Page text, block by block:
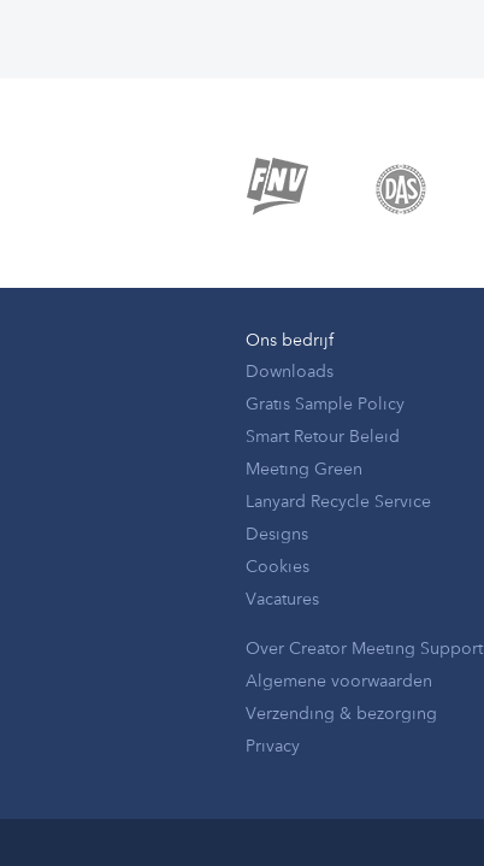
Ons bedrijf
Downloads
Gratis Sample Policy
Smart Retour Beleid
Meeting Green
Lanyard Recycle Service
Designs
Cookies
Vacatures
Over Creator Meeting Support
Algemene voorwaarden
Verzending & bezorging
Privacy